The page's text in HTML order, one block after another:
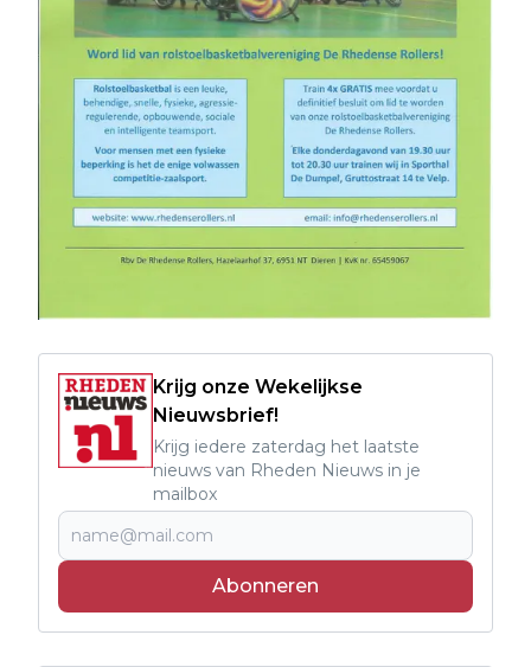
Krijg onze Wekelijkse
Nieuwsbrief!
Krijg iedere zaterdag het laatste
nieuws van Rheden Nieuws in je
mailbox
Abonneren